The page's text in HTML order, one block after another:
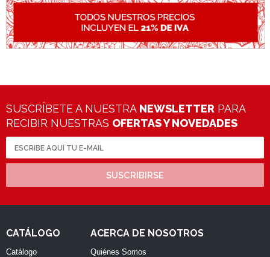
SUSCRÍBETE A NUESTRA NEWSLETTER PARA
RECIBIR NUESTRAS OFERTAS Y NOVEDADES
SUSCRIBIRSE
CATÁLOGO
Catálogo
ACERCA DE NOSOTROS
Quiénes Somos